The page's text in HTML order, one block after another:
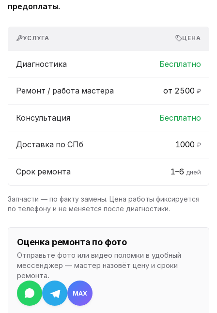
предоплаты.
УСЛУГА ЦЕНА
Диагностика Бесплатно
Ремонт / работа мастера от 2500 ₽
Консультация Бесплатно
Доставка по СПб 1000 ₽
Срок ремонта 1–6 дней
Запчасти — по факту замены. Цена работы фиксируется
по телефону и не меняется после диагностики.
Оценка ремонта по фото
Отправьте фото или видео поломки в удобный
мессенджер — мастер назовёт цену и сроки
ремонта.
MAX